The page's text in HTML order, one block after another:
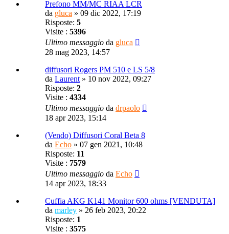
Prefono MM/MC RIAA LCR
da gluca » 09 dic 2022, 17:19
Risposte: 5
Visite : 5396
Ultimo messaggio da gluca
28 mag 2023, 14:57
diffusori Rogers PM 510 e LS 5/8
da Laurent » 10 nov 2022, 09:27
Risposte: 2
Visite : 4334
Ultimo messaggio da drpaolo
18 apr 2023, 15:14
(Vendo) Diffusori Coral Beta 8
da Echo » 07 gen 2021, 10:48
Risposte: 11
Visite : 7579
Ultimo messaggio da Echo
14 apr 2023, 18:33
Cuffia AKG K141 Monitor 600 ohms [VENDUTA]
da marley » 26 feb 2023, 20:22
Risposte: 1
Visite : 3575